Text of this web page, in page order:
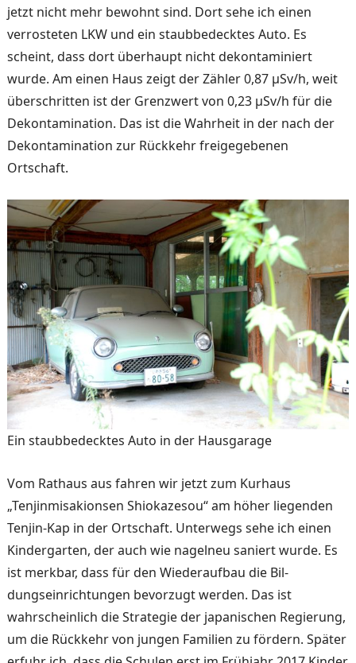
jetzt nicht mehr bewohnt sind. Dort sehe ich einen
verrosteten LKW und ein staubbedecktes Auto. Es
scheint, dass dort über­haupt nicht dekontaminiert
wurde. Am einen Haus zeigt der Zähler 0,87 μSv/h, weit
überschritten ist der Grenz­wert von 0,23 μSv/h für die
Dekontamination. Das ist die Wahrheit in der nach der
De­kontamination zur Rückkehr freigegebenen
Ortschaft.
Ein staubbedecktes Auto in der Hausgarage
Vom Rathaus aus fahren wir jetzt zum Kurhaus
„Tenjinmi­sakionsen Shiokazesou“ am höher liegenden
Tenjin-Kap in der Ortschaft. Unterwegs sehe ich einen
Kindergarten, der auch wie nagelneu saniert wurde. Es
ist merkbar, dass für den Wiederaufbau die Bil­
dungseinrichtungen bevorzugt werden. Das ist
wahrschein­lich die Strategie der japani­schen Regierung,
um die Rückkehr von jungen Fami­lien zu fördern. Später